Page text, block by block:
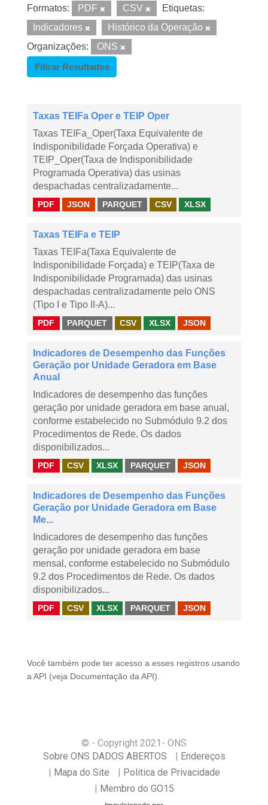
Formatos: PDF CSV
Etiquetas:
Indicadores
Histórico da Operação
Organizações:
ONS
Filtrar Resultados
Taxas TEIFa Oper e TEIP Oper
Taxas TEIFa_Oper(Taxa Equivalente de
Indisponibilidade Forçada Operativa) e
TEIP_Oper(Taxa de Indisponibilidade
Programada Operativa) das usinas
despachadas centralizadamente...
PDF JSON PARQUET CSV XLSX
Taxas TEIFa e TEIP
Taxas TEIFa(Taxa Equivalente de
Indisponibilidade Forçada) e TEIP(Taxa de
Indisponibilidade Programada) das usinas
despachadas centralizadamente pelo ONS
(Tipo I e Tipo II-A)...
PDF PARQUET CSV XLSX JSON
Indicadores de Desempenho das Funções
Geração por Unidade Geradora em Base
Anual
Indicadores de desempenho das funções
geração por unidade geradora em base anual,
conforme estabelecido no Submódulo 9.2 dos
Procedimentos de Rede. Os dados
disponibilizados...
PDF CSV XLSX PARQUET JSON
Indicadores de Desempenho das Funções
Geração por Unidade Geradora em Base
Me...
Indicadores de desempenho das funções
geração por unidade geradora em base
mensal, conforme estabelecido no Submódulo
9.2 dos Procedimentos de Rede. Os dados
disponibilizados...
PDF CSV XLSX PARQUET JSON
Você também pode ter acesso a esses registros usando
a API (veja Documentação da API ).
© - Copyright 2021 - ONS
Sobre ONS DADOS ABERTOS
Endereços
Mapa do Site
Politica de Privacidade
Membro do GO15